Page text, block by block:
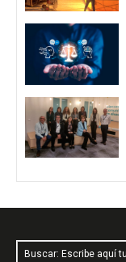
Buscar: Escribe aquí